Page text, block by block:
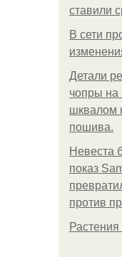
ставили
В сети
Детали
чопры на
шквалом
пошива.
Невеста
показ
против